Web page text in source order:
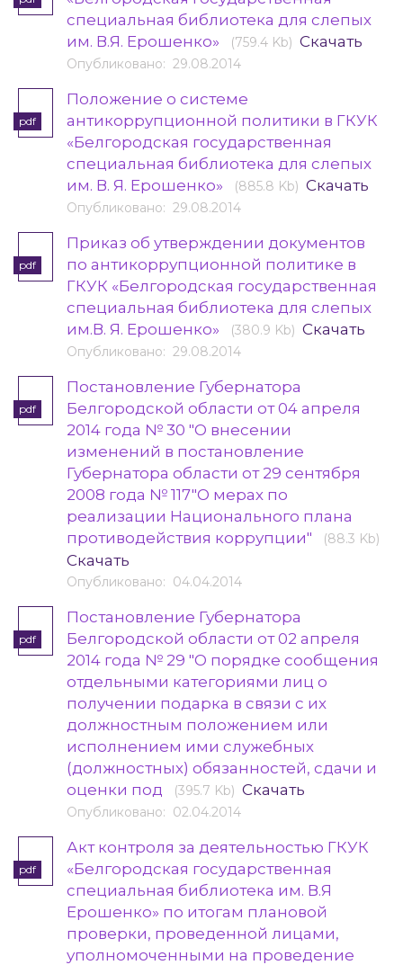
специальная библиотека для слепых
им. В.Я. Ерошенко»
(759.4 Kb) Скачать
Опубликовано: 29.08.2014
pdf
Положение о системе
антикоррупционной политики в ГКУК
«Белгородская государственная
специальная библиотека для слепых
им. В. Я. Ерошенко»
(885.8 Kb) Скачать
Опубликовано: 29.08.2014
pdf
Приказ об утверждении документов
по антикоррупционной политике в
ГКУК «Белгородская государственная
специальная библиотека для слепых
им.В. Я. Ерошенко»
(380.9 Kb) Скачать
Опубликовано: 29.08.2014
pdf
Постановление Губернатора
Белгородской области от 04 апреля
2014 года № 30 "О внесении
изменений в постановление
Губернатора области от 29 сентября
2008 года № 117"О мерах по
реализации Национального плана
противодействия коррупции"
(88.3 Kb)
Скачать
Опубликовано: 04.04.2014
pdf
Постановление Губернатора
Белгородской области от 02 апреля
2014 года № 29 "О порядке сообщения
отдельными категориями лиц о
получении подарка в связи с их
должностным положением или
исполнением ими служебных
(должностных) обязанностей, сдачи и
оценки под
(395.7 Kb) Скачать
Опубликовано: 02.04.2014
pdf
Акт контроля за деятельностью ГКУК
«Белгородская государственная
специальная библиотека им. В.Я
Ерошенко» по итогам плановой
проверки, проведенной лицами,
уполномоченными на проведение